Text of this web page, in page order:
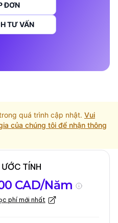
ĐƠN
TƯ VẤN
quá trình cập nhật. Vui
của chúng tôi để nhận thông
Kỳ nhập học
chương trình
TÍNH
CAD/Năm
phí mới nhất